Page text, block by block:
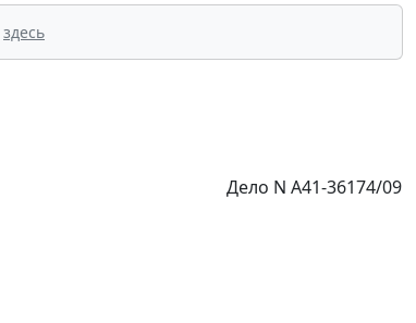
здесь
Дело N А41-36174/09